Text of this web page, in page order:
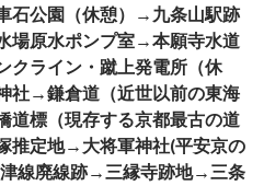
石公園（休憩）→九条山駅跡
場原水ポンプ室→本願寺水道
ライン・蹴上発電所（休
社→鎌倉道（近世以前の東海
標（現存する京都最古の道
推定地→大将軍神社(平安京の
線廃線跡→三縁寺跡地→三条